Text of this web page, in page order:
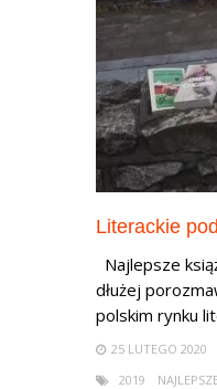
Literackie
Najlepsze
dłużej
polskim rynku
25 LUTEGO 2020
2019